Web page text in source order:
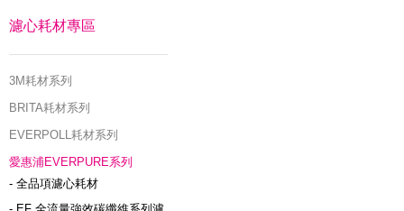
濾心耗材專區
3M耗材系列
BRITA耗材系列
EVERPOLL耗材系列
愛惠浦EVERPURE系列
- 全品項濾心耗材